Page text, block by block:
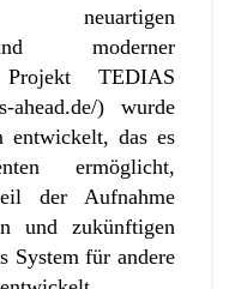
neuartigen
moderner
Projekt TEDIAS
ahead.de/) wurde
entwickelt, das es
ermöglicht,
der Aufnahme
und zukünftigen
System für andere